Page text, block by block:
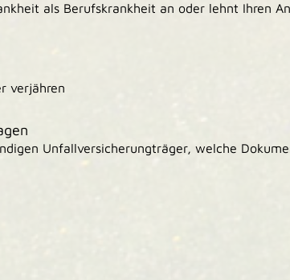
als Berufskrankheit an oder lehnt Ihren
verjähren
Unfallversicherungträger, welche